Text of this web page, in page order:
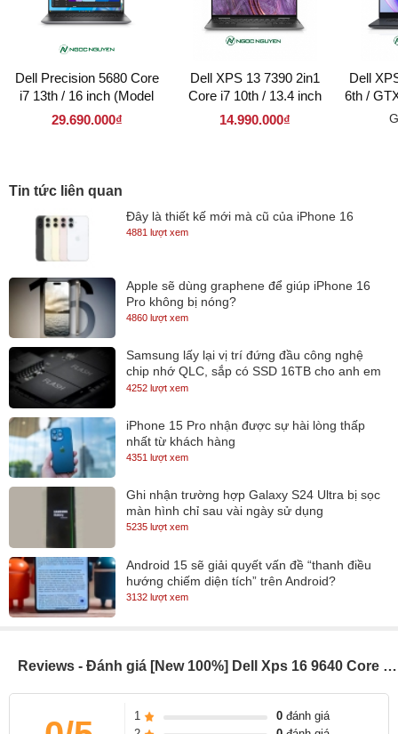
Dell Precision 5680 Core
i7 13th / 16 inch (Model
2023)
29.690.000₫
Dell XPS 13 7390 2in1
Core i7 10th / 13.4 inch
(Model 2020)
14.990.000₫
Dell
6th /
Tin tức liên quan
Đây là thiết kế mới mà cũ của iPhone 16
4881 lượt xem
Apple sẽ dùng graphene để giúp iPhone 16
Pro không bị nóng?
4860 lượt xem
Samsung lấy lại vị trí đứng đầu công nghệ
chip nhớ QLC, sắp có SSD 16TB cho anh em
lưu trữ
4252 lượt xem
iPhone 15 Pro nhận được sự hài lòng thấp
nhất từ khách hàng
4351 lượt xem
Ghi nhận trường hợp Galaxy S24 Ultra bị sọc
màn hình chỉ sau vài ngày sử dụng
5235 lượt xem
Android 15 sẽ giải quyết vấn đề “thanh điều
hướng chiếm diện tích” trên Android?
3132 lượt xem
Reviews - Đánh giá [New 100%] Dell Xps 16 9640 Core Ultra 9 / RTX 4070 / 16.3 inch 4k+ (Model 2024)
1 0đánh giá